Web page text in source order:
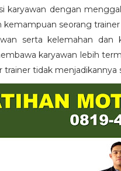
karyawan dengan
seorang
serta kelemahan
karyawan lebih
trainer tidak menjadikannya